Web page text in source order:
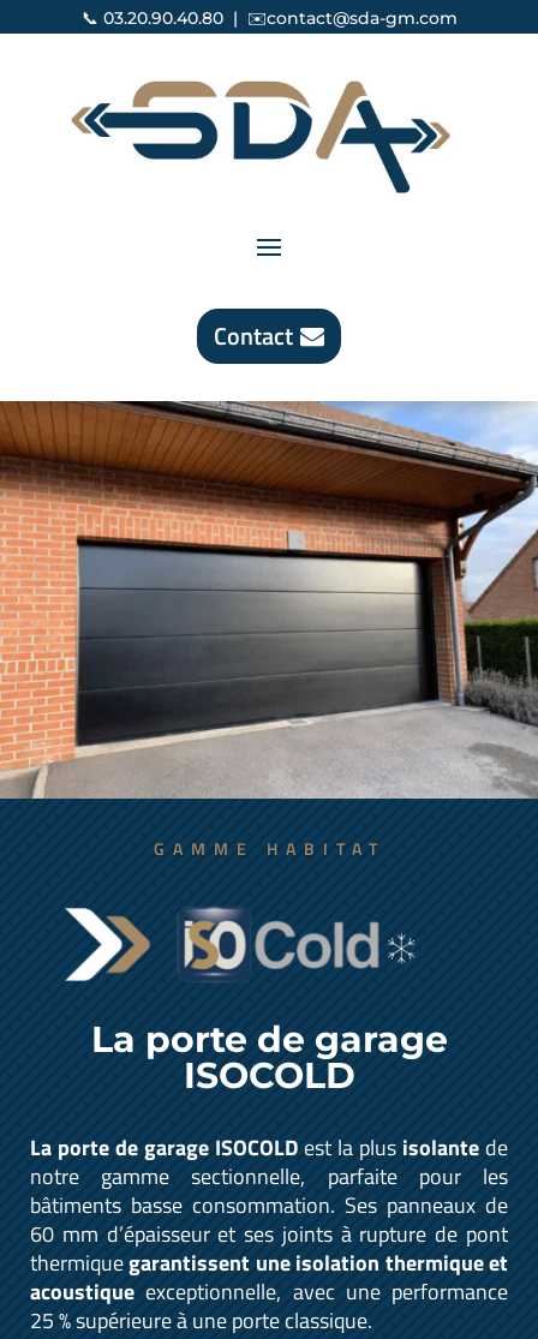
📞 03.20.90.40.80| ✉️contact@sda-gm.com
Contact
GAMME HABITAT
La porte de garage
ISOCOLD
La porte de garage ISOCOLDest la plus isolantede
notre gamme sectionnelle, parfaite pour les
bâtiments basse consommation. Ses panneaux de
60 mm d’épaisseur et ses joints à rupture de pont
thermiquegarantissent une isolation thermique et
acoustique exceptionnelle, avec une performance
25 % supérieure à une porte classique.